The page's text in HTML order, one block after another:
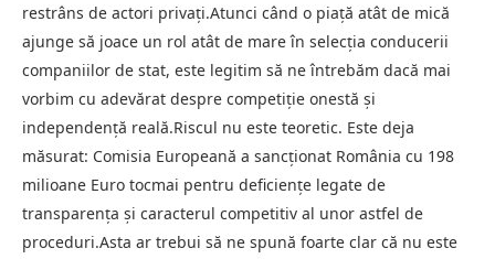
restrâns de actori privați.Atunci când o piață atât de mică
ajunge să joace un rol atât de mare în selecția conducerii
companiilor de stat, este legitim să ne întrebăm dacă mai
vorbim cu adevărat despre competiție onestă și
independență reală.Riscul nu este teoretic. Este deja
măsurat: Comisia Europeană a sancționat România cu 198
milioane Euro tocmai pentru deficiențe legate de
transparența și caracterul competitiv al unor astfel de
proceduri.Asta ar trebui să ne spună foarte clar că nu este